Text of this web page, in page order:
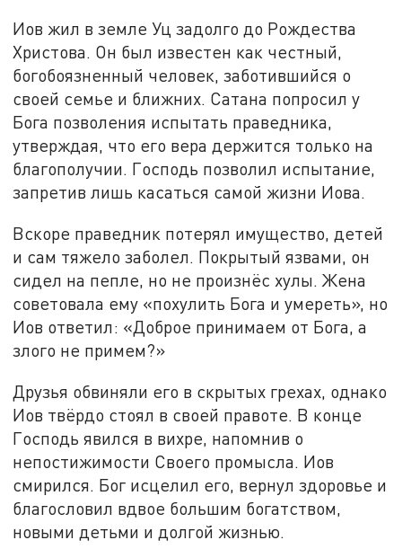
Иов жил в земле Уц задолго до Рождества
Христова. Он был известен как честный,
богобоязненный человек, заботившийся о
своей семье и ближних. Сатана попросил у
Бога позволения испытать праведника,
утверждая, что его вера держится только на
благополучии. Господь позволил испытание,
запретив лишь касаться самой жизни Иова.
Вскоре праведник потерял имущество, детей
и сам тяжело заболел. Покрытый язвами, он
сидел на пепле, но не произнёс хулы. Жена
советовала ему «похулить Бога и умереть», но
Иов ответил: «Доброе принимаем от Бога, а
злого не примем?»
Друзья обвиняли его в скрытых грехах, однако
Иов твёрдо стоял в своей правоте. В конце
Господь явился в вихре, напомнив о
непостижимости Своего промысла. Иов
смирился. Бог исцелил его, вернул здоровье и
благословил вдвое большим богатством,
новыми детьми и долгой жизнью.